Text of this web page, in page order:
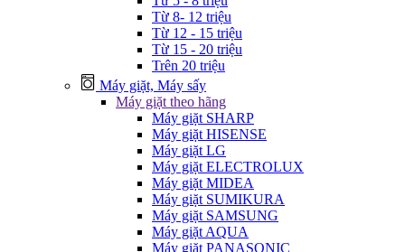
Từ 8- 12 triệu
Từ 12 - 15 triệu
Từ 15 - 20 triệu
Trên 20 triệu
Máy giặt, Máy sấy
Máy giặt theo hãng
Máy giặt SHARP
Máy giặt HISENSE
Máy giặt LG
Máy giặt ELECTROLUX
Máy giặt MIDEA
Máy giặt SUMIKURA
Máy giặt SAMSUNG
Máy giặt AQUA
Máy giặt PANASONIC